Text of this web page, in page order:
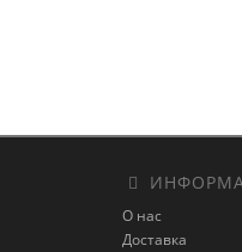
О нас
Доставка